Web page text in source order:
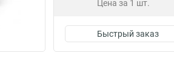
Цена за 1 шт.
Быстрый заказ